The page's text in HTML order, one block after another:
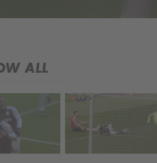
ALL